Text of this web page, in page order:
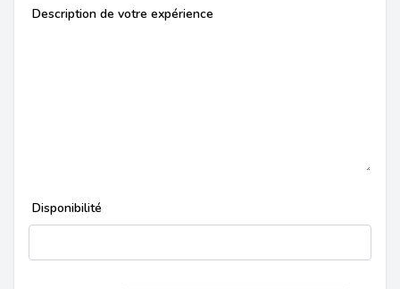
Description de votre expérience
Disponibilité